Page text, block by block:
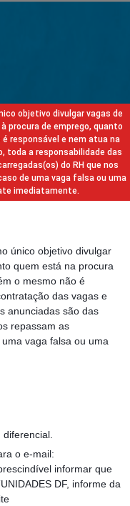
objetivo divulgar vagas de
procura de emprego, quanto
responsável e nem atua na
toda a responsabilidade das
do RH que nos
de uma vaga falsa ou uma
imediatamente.
único objetivo divulgar
quem está na procura
o mesmo não é
das vagas e
anunciadas são das
repassam as
vaga falsa ou uma
o e-mail:
informar que
DF, informe da